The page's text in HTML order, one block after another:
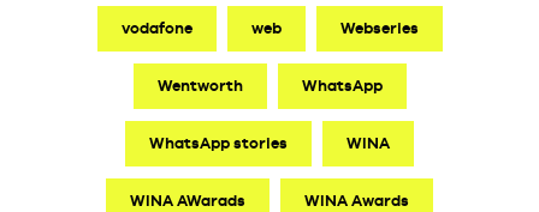
vodafone web Webseries
Wentworth WhatsApp
WhatsApp stories WINA
WINA AWarads WINA Awards